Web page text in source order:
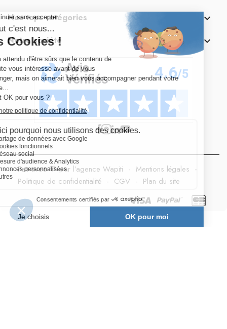
Nos tops catégories 
Notre société 
Fait avec 💛 par l’agence Wapiti - Mentions légales -
Politique de confidentialité - CGV - Plan du site